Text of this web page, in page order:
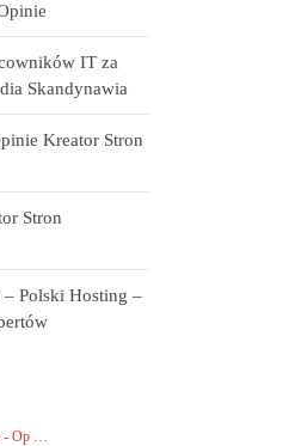
IT za
Skandynawia
Kreator Stron
Stron
Polski Hosting –
- Op …